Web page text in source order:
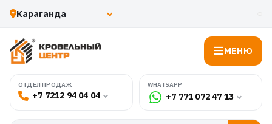
МЕНЮ
ОТДЕЛ ПРОДАЖ
+7 7212 94 04 04
WHATSAPP
+7 771 072 47 13